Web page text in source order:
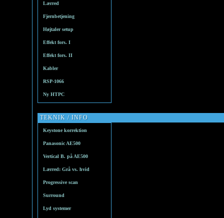
Lærred
Fjernbetjening
Højtaler setup
Effekt fors. I
Effekt fors. II
Kabler
RSP-1066
Ny HTPC
TEKNIK / INFO
Keystone korrektion
Panasonic AE500
Vertical B. på AE500
Lærred: Grå vs. hvid
Progressive scan
Surround
Lyd systemer